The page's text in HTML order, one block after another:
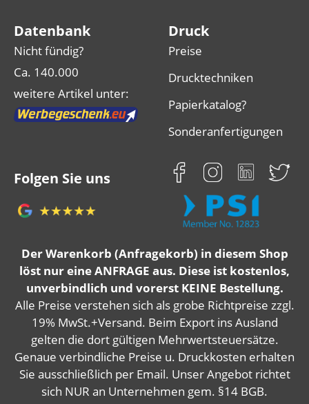
Datenbank
Nicht fündig?
Ca. 140.000
weitere Artikel unter:
Druck
Preise
Drucktechniken
Papierkatalog?
Sonderanfertigungen
Folgen Sie uns
Der Warenkorb (Anfragekorb) in diesem Shop
löst nur eine ANFRAGE aus. Diese ist kostenlos,
unverbindlich und vorerst KEINE Bestellung.
Alle Preise verstehen sich als grobe Richtpreise zzgl.
19% MwSt.+Versand. Beim Export ins Ausland
gelten die dort gültigen Mehrwertsteuersätze.
Genaue verbindliche Preise u. Druckkosten erhalten
Sie ausschließlich per Email. Unser Angebot richtet
sich NUR an Unternehmen gem. §14 BGB.